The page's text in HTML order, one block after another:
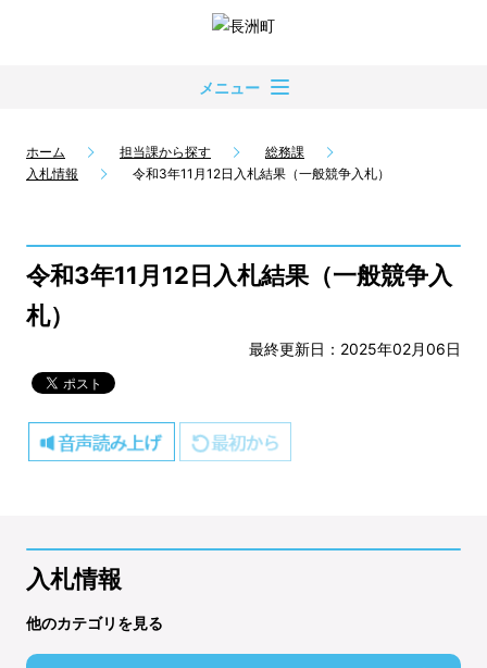
メニュー
ホーム 担当課から探す
総務課
入札情報
令和3年11月12日入札結果（一般競争入札）
令和3年11月12日入札結果（一般競争入
札）
最終更新日：2025年02月06日
入札情報
他のカテゴリを見る